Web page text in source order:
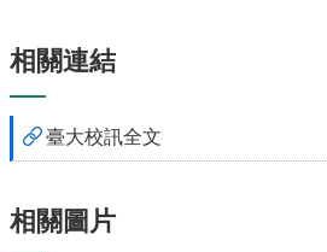
生
職
涯
發
蹤
系
相關連結
臺大校訊全文
相關圖片